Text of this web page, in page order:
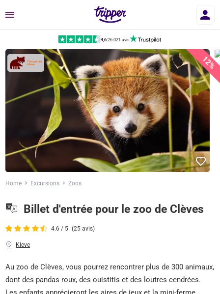
Menu
4,6|26 021 avis
12%
Home Excursions Zoos
Billet d'entrée pour le zoo de Clèves
4.6 / 5 (25 avis)
Kleve
Au zoo de Clèves, vous pourrez rencontrer plus de 300 animaux,
dont des pandas roux, des ouistitis et des loutres cendrées.